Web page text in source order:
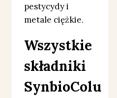
pestycydy i
metale ciężkie.
Wszystkie
składniki
SynbioColu